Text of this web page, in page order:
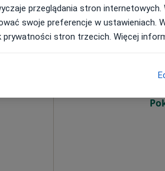
Dziś
6 Sie
Jutro
7 Sie
Umawianie
przeglądania stron
swoje preferencje w ustawieniach.
prywatności stron trzecich. Więcej